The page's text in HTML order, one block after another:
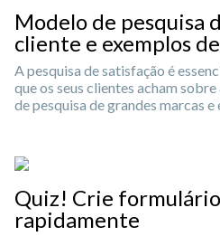
Modelo de pesquisa
cliente e exemplos
A pesquisa de satisfação é
que os seus clientes acham
de pesquisa de grandes marcas
Quiz! Crie
rapidamente